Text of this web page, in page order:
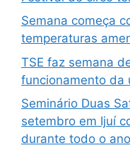
Semana começa
temperaturas
TSE faz semana
funcionamento da
Seminário Duas
setembro em Ijuí
durante todo o ano